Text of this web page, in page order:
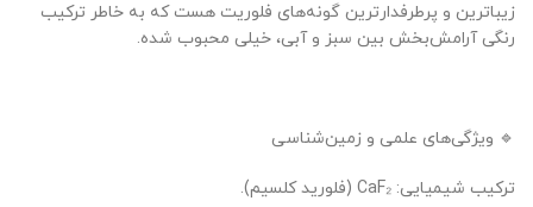
زیباترین و پرطرفدارترین گونه‌های فلوریت هست که به خاطر ترکیب
رنگی آرامش‌بخش بین سبز و آبی، خیلی محبوب شده.
🔹 ویژگی‌های علمی و زمین‌شناسی
ترکیب شیمیایی: CaF₂ (فلورید کلسیم).